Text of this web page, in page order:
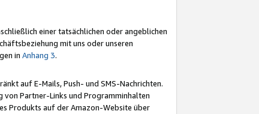
einer tatsächlichen oder angeblichen
mit uns oder unseren
in Anhang 3.
auf E-Mails, Push- und SMS-Nachrichten.
von Partner-Links und Programminhalten
Produkts auf der Amazon-Website über